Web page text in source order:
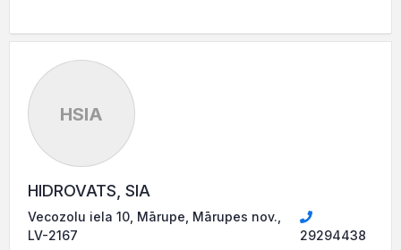
HSIA
HIDROVATS, SIA
Vecozolu iela 10, Mārupe, Mārupes nov.,
LV-2167
29294438